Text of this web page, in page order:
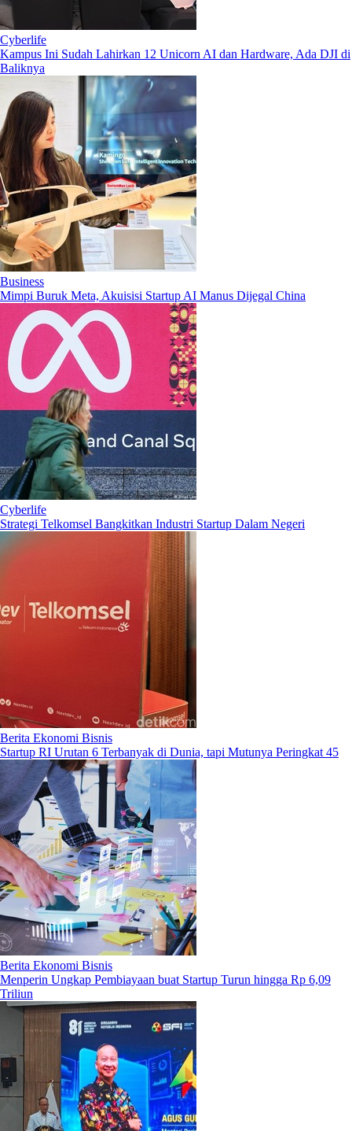
Cyberlife
Kampus Ini Sudah Lahirkan 12 Unicorn AI dan Hardware, Ada DJI di
Baliknya
Business
Mimpi Buruk Meta, Akuisisi Startup AI Manus Dijegal China
Cyberlife
Strategi Telkomsel Bangkitkan Industri Startup Dalam Negeri
Berita Ekonomi Bisnis
Startup RI Urutan 6 Terbanyak di Dunia, tapi Mutunya Peringkat 45
Berita Ekonomi Bisnis
Menperin Ungkap Pembiayaan buat Startup Turun hingga Rp 6,09
Triliun